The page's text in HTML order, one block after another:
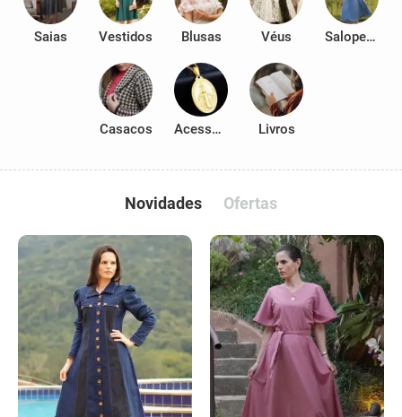
Saias Vestidos Blusas Véus Salopetes
Casacos Acessórios Livros
Novidades Ofertas